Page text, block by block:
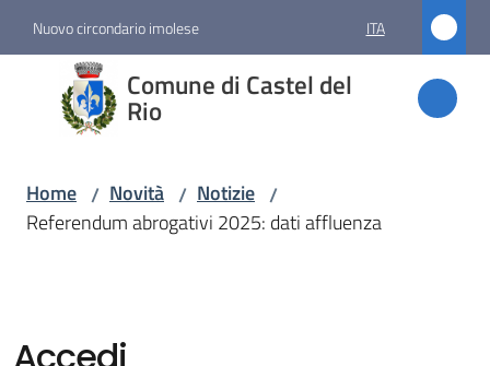
Nuovo circondario imolese ITA
Comune di Castel del
Rio
Comune
di
Castel
Home / Novità / Notizie /
Referendum abrogativi 2025: dati affluenza